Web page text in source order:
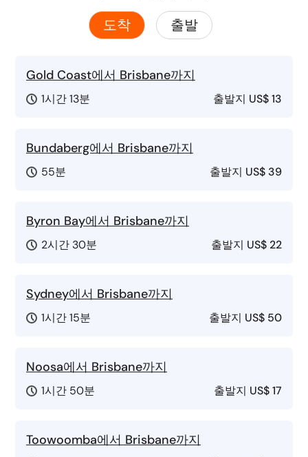
도착 출발
Gold Coast에서 Brisbane까지
1시간 13분 출발지 US$ 13
Bundaberg에서 Brisbane까지
55분 출발지 US$ 39
Byron Bay에서 Brisbane까지
2시간 30분 출발지 US$ 22
Sydney에서 Brisbane까지
1시간 15분 출발지 US$ 50
Noosa에서 Brisbane까지
1시간 50분 출발지 US$ 17
Toowoomba에서 Brisbane까지